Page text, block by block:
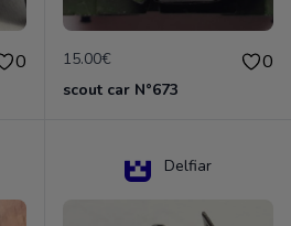
0 15.00€ 0
scout car N°673
Delfiar